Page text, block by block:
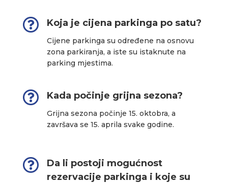
 Koja je cijena parkinga po satu?
Cijene parkinga su određene na osnovu
zona parkiranja, a iste su istaknute na
parking mjestima.
 Kada počinje grijna sezona?
Grijna sezona počinje 15. oktobra, a
završava se 15. aprila svake godine.

Da li postoji mogućnost
rezervacije parkinga i koje su